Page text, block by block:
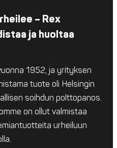
– Rex
ja huoltaa
1952, ja yrityksen
tuote oli Helsingin
soihdun polttopanos.
on ollut valmistaa
urheiluun